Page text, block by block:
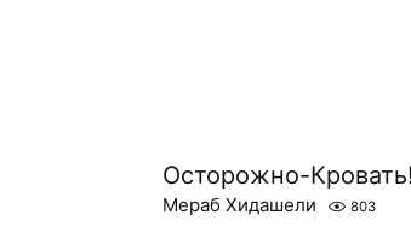
Осторожно-Кровать!
Мераб Хидашели 803